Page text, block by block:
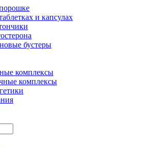
и капсулах
бустеры
комплексы
комплексы